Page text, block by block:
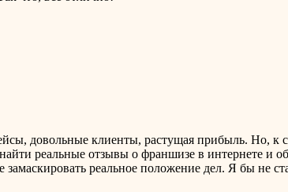
довольные клиенты, растущая прибыль. Но, к
реальные отзывы о франшизе в интернете и
реальное положение дел. Я бы не